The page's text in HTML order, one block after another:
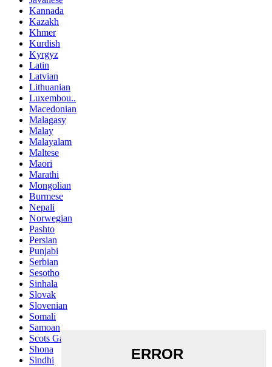
Kannada
Kazakh
Khmer
Kurdish
Kyrgyz
Latin
Latvian
Lithuanian
Luxembou..
Macedonian
Malagasy
Malay
Malayalam
Maltese
Maori
Marathi
Mongolian
Burmese
Nepali
Norwegian
Pashto
Persian
Punjabi
Serbian
Sesotho
Sinhala
Slovak
Slovenian
Somali
Samoan
Scots Gaelic
Shona
Sindhi